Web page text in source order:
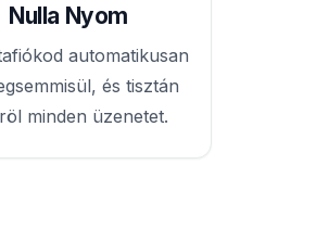
Nulla Nyom
automatikusan
és tisztán
minden üzenetet.